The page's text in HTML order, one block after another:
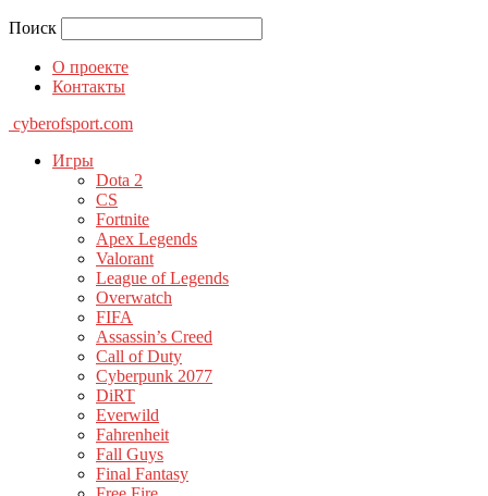
Поиск
О проекте
Контакты
cyberofsport.com
Игры
Dota 2
CS
Fortnite
Apex Legends
Valorant
League of Legends
Overwatch
FIFA
Assassin’s Creed
Call of Duty
Cyberpunk 2077
DiRT
Everwild
Fahrenheit
Fall Guys
Final Fantasy